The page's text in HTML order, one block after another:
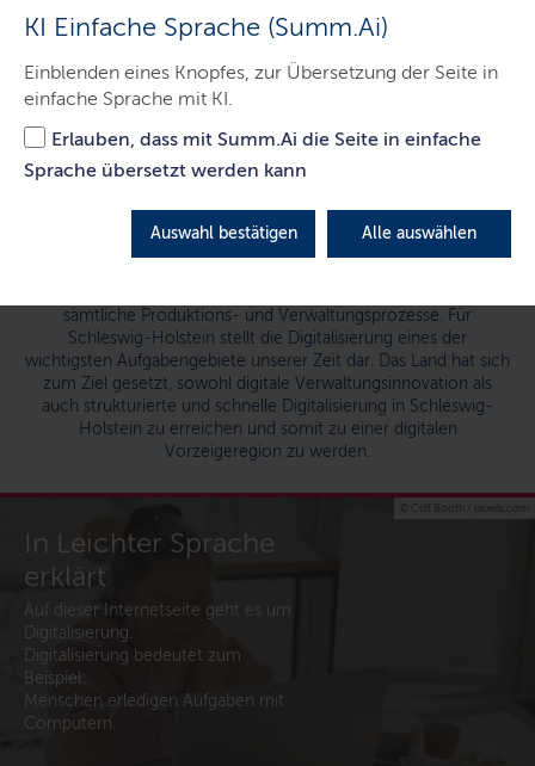
KI Einfache Sprache (Summ.Ai)
Einblenden eines Knopfes, zur Übersetzung der Seite in
einfache Sprache mit KI.
Erlauben, dass mit Summ.Ai die Seite in einfache
Sprache übersetzt werden kann
Auswahl bestätigen Alle auswählen
­Echt digital. Vernetzt mit der
Zukunft
sämtliche Produktions- und Verwaltungsprozesse. Für
Schleswig-Holstein stellt die Digitalisierung eines der
wichtigsten Aufgabengebiete unserer Zeit dar. Das Land hat sich
zum Ziel gesetzt, sowohl digitale Verwaltungsinnovation als
auch strukturierte und schnelle Digitalisierung in Schleswig-
Holstein zu erreichen und somit zu einer digitalen
Vorzeigeregion zu werden.
In Leichter Sprache
erklärt
Auf dieser Internetseite geht es um
Digitalisierung.
Digitalisierung bedeutet zum
Beispiel:
Menschen erledigen Aufgaben mit
Computern.
© Cliff Booth / pexels.com